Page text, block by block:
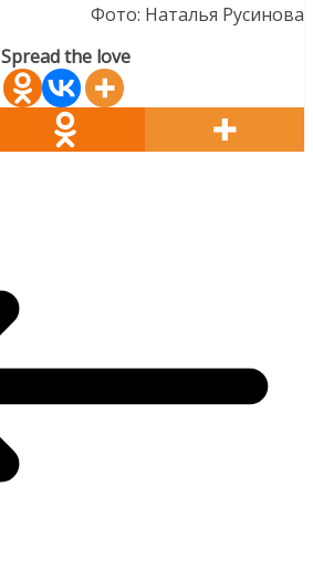
Фото: Наталья Русинова
Spread the love